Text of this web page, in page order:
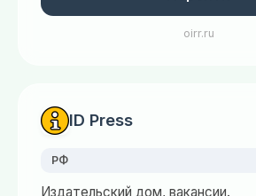
oirr.ru
ID Press
РФ
Издательский дом, вакансии.